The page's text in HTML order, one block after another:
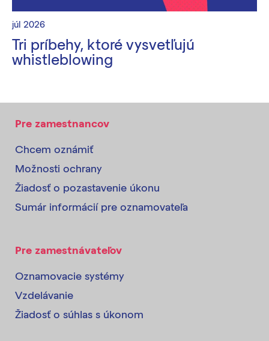
júl 2026
Tri príbehy, ktoré vysvetľujú
whistleblowing
Pre zamestnancov
Chcem oznámiť
Možnosti ochrany
Žiadosť o pozastavenie úkonu
Sumár informácií pre oznamovateľa
Pre zamestnávateľov
Oznamovacie systémy
Vzdelávanie
Žiadosť o súhlas s úkonom